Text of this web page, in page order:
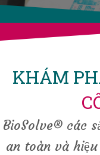
KHÁM
BioSolve® các
an toàn và